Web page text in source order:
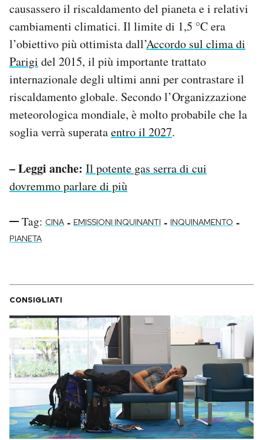
causassero il riscaldamento del pianeta e i relativi
cambiamenti climatici. Il limite di 1,5 °C era
l’obiettivo più ottimista dall’Accordo sul clima di
Parigi del 2015, il più importante trattato
internazionale degli ultimi anni per contrastare il
riscaldamento globale. Secondo l’Organizzazione
meteorologica mondiale, è molto probabile che la
soglia verrà superataentro il 2027.
– Leggi anche: Il potente gas serra di cui
dovremmo parlare di più
Tag: CINA - EMISSIONI INQUINANTI - INQUINAMENTO -
PIANETA
CONSIGLIATI